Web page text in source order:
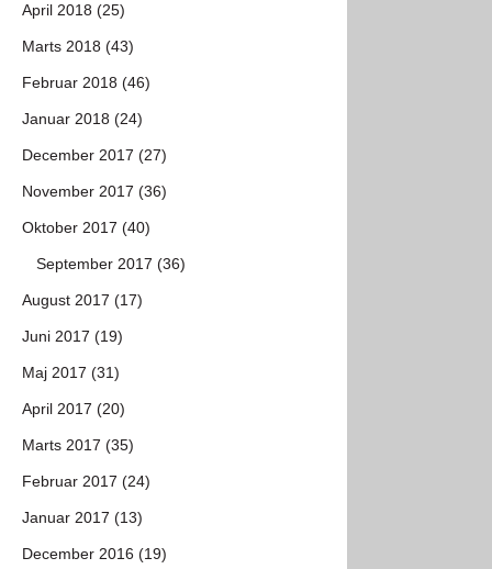
April 2018 (25)
Marts 2018 (43)
Februar 2018 (46)
Januar 2018 (24)
December 2017 (27)
November 2017 (36)
Oktober 2017 (40)
September 2017 (36)
August 2017 (17)
Juni 2017 (19)
Maj 2017 (31)
April 2017 (20)
Marts 2017 (35)
Februar 2017 (24)
Januar 2017 (13)
December 2016 (19)